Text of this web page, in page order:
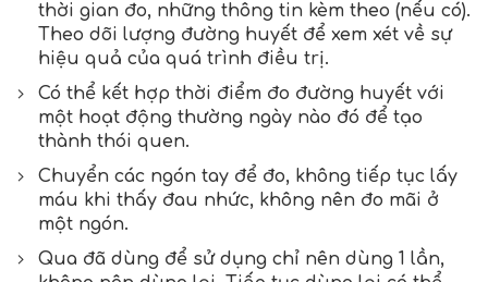
thời gian đo, những thông tin kèm theo (nếu có).
Theo dõi lượng đường huyết để xem xét về sự
hiệu quả của quá trình điều trị.
Có thể kết hợp thời điểm đo đường huyết với
một hoạt động thường ngày nào đó để tạo
thành thói quen.
Chuyển các ngón tay để đo, không tiếp tục lấy
máu khi thấy đau nhức, không nên đo mãi ở
một ngón.
Qua đã dùng để sử dụng chỉ nên dùng 1 lần,